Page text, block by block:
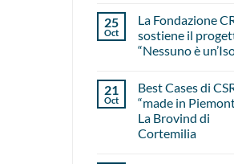
25
Oct
La Fondazione
sostiene il
“Nessuno è
21
Oct
Best Cases di
“made in
La Brovind di
Cortemilia